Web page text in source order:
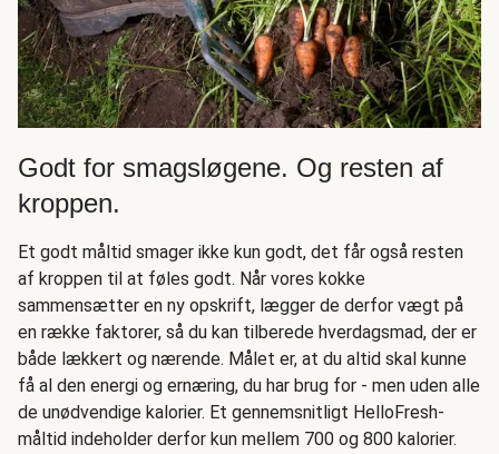
Godt for smagsløgene. Og resten af
kroppen.
Et godt måltid smager ikke kun godt, det får også resten
af kroppen til at føles godt. Når vores kokke
sammensætter en ny opskrift, lægger de derfor vægt på
en række faktorer, så du kan tilberede hverdagsmad, der er
både lækkert og nærende. Målet er, at du altid skal kunne
få al den energi og ernæring, du har brug for - men uden alle
de unødvendige kalorier. Et gennemsnitligt HelloFresh-
måltid indeholder derfor kun mellem 700 og 800 kalorier.